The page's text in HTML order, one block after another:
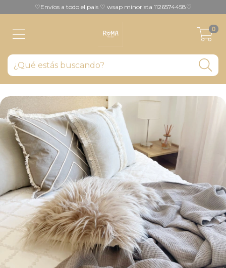
♡Envíos a todo el pais ♡ wsap minorista 1126574458♡
0